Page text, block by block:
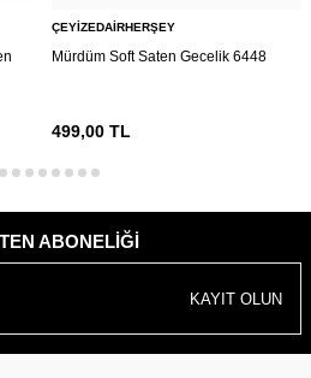
ÇEYIZEDAIRHERŞEY
Mürdüm Soft Saten Gecelik 6448
499,00TL
ABONELIĞI
KAYIT OLUN